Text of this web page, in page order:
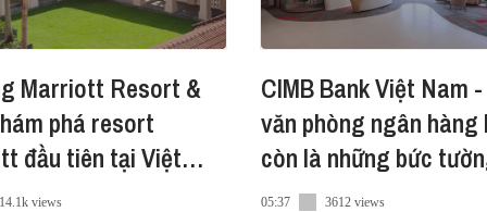
trên App luôn rồi đấy. Tải ngay về máy tại đây
Marriott Resort &
phá resort
đầu tiên tại Việt
SPACES
14.1k views
CIMB Bank Việt Nam
văn phòng ngân hàng
còn là những bức
05:37 3612 views